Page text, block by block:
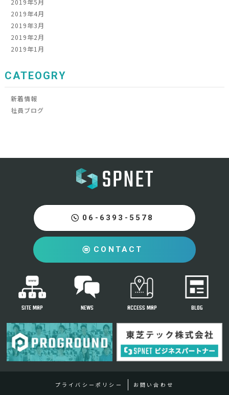
2019年4月
2019年3月
2019年2月
2019年1月
CATEOGRY
新着情報
社員ブログ
06-6393-5578
CONTACT
SITE MAP NEWS ACCESS MAP BLOG
プライバシーポリシー
お問い合わせ